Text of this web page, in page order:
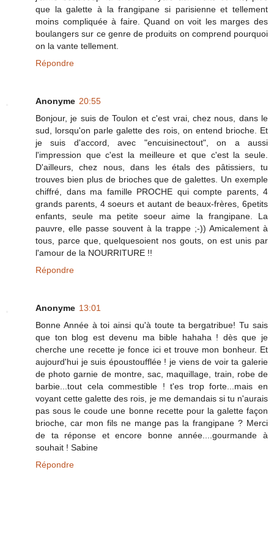
que la galette à la frangipane si parisienne et tellement
moins compliquée à faire. Quand on voit les marges des
boulangers sur ce genre de produits on comprend pourquoi
on la vante tellement.
Répondre
Anonyme 20:55
Bonjour, je suis de Toulon et c'est vrai, chez nous, dans le
sud, lorsqu'on parle galette des rois, on entend brioche. Et
je suis d'accord, avec "encuisinectout", on a aussi
l'impression que c'est la meilleure et que c'est la seule.
D'ailleurs, chez nous, dans les étals des pâtissiers, tu
trouves bien plus de brioches que de galettes. Un exemple
chiffré, dans ma famille PROCHE qui compte parents, 4
grands parents, 4 soeurs et autant de beaux-frères, 6petits
enfants, seule ma petite soeur aime la frangipane. La
pauvre, elle passe souvent à la trappe ;-)) Amicalement à
tous, parce que, quelquesoient nos gouts, on est unis par
l'amour de la NOURRITURE !!
Répondre
Anonyme 13:01
Bonne Année à toi ainsi qu'à toute ta bergatribue! Tu sais
que ton blog est devenu ma bible hahaha ! dès que je
cherche une recette je fonce ici et trouve mon bonheur. Et
aujourd'hui je suis époustoufflée ! je viens de voir ta galerie
de photo garnie de montre, sac, maquillage, train, robe de
barbie...tout cela commestible ! t'es trop forte...mais en
voyant cette galette des rois, je me demandais si tu n'aurais
pas sous le coude une bonne recette pour la galette façon
brioche, car mon fils ne mange pas la frangipane ? Merci
de ta réponse et encore bonne année....gourmande à
souhait ! Sabine
Répondre